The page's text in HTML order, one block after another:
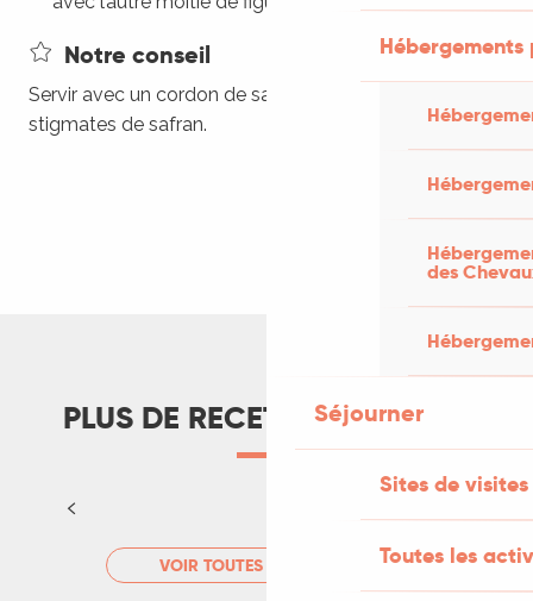
des
Séjourner
Sites de visites
Toutes les
Notre conseil
Servir avec un cordon de sauce au safran et quelques
stigmates de safran.
PLUS DE RECETTES SUCRÉES
Tarte au melon du Quercy et crème
VOIR TOUTES LES RECETTES